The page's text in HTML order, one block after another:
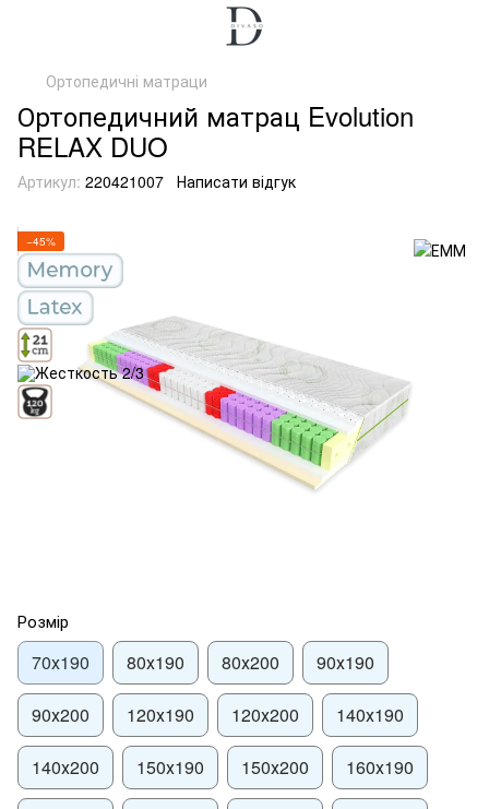
Ортопедичні матраци
Ортопедичний матрац Evolution
RELAX DUO
Артикул: 220421007 Написати відгук
−45%
Розмір
70х190 80х190 80х200 90х190
90х200 120х190 120х200 140х190
140х200 150х190 150х200 160х190